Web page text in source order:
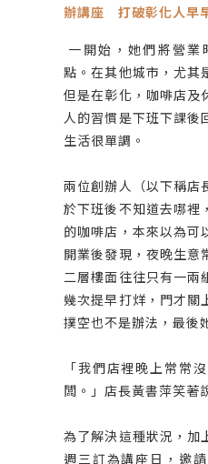
辦講座 打破彰化人早
一開始，她們將營業
點。在其他城市，尤其
但是在彰化，咖啡店及
人的習慣是下班下課後
生活很單調。
兩位創辦人（以下稱店
於下班後不知道去哪裡
的咖啡店，本來以為可
開業後發現，夜晚生意
二層樓面往往只有一兩
幾次提早打烊，門才關
撲空也不是辦法，最後
「我們店裡晚上常常
闆。」店長黃書萍笑著
為了解決這種狀況，加
週三訂為講座日，邀